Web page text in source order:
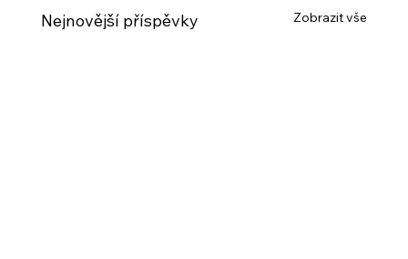
Nejnovější příspěvky Zobrazit vše